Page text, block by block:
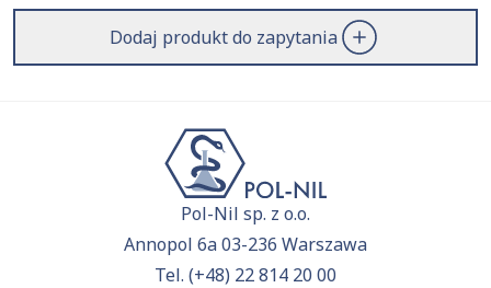
Dodaj produkt do zapytania
Pol-Nil sp. z o.o.
Annopol 6a 03-236 Warszawa
Tel. (+48) 22 814 20 00
Przejdź doofertyi dodaj surowce, o których chcesz
dowiedzieć się więcej.